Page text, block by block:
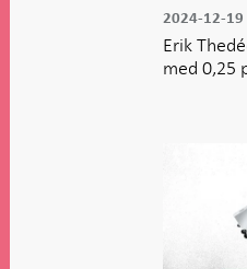
2024-12-19
Erik
med 0,25